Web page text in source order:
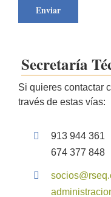
Secretaría
Si quieres contactar
través de estas vías:
913 944 361
674 377 848